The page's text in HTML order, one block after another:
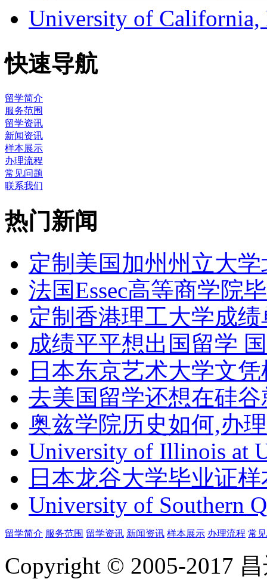
University of
快速导航
留学简介
服务范围
留学资讯
新闻资讯
样本展示
办理流程
常见问题
联系我们
热门新闻
定制美国加州州立大
法国Essec高等商学院
定制香港理工大学成绩
成绩平平想出国留学
日本东京艺术大学文
去美国留学还想在硅
奥兹学院历史如何,办
University of Illinois at
日本龙谷大学毕业证
University of Southern
留学简介 服务范围 留学资讯 新闻资讯 样本展示 办理流程 常
Copyright © 2005-2017